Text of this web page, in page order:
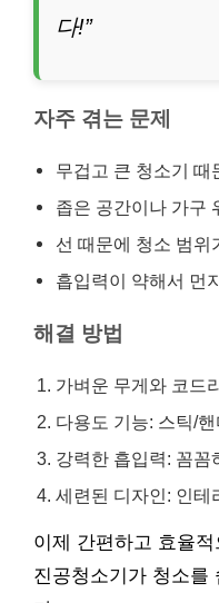
다!”
자주 겪는 문제
무겁고 큰 청소기 때
좁은 공간이나 가구
선 때문에 청소 범위
흡입력이 약해서 먼
해결 방법
가벼운 무게와 코드
다용도 기능: 스틱/
강력한 흡입력: 꼼꼼
세련된 디자인: 인테
이제 간편하고 효율
진공청소기가 청소를